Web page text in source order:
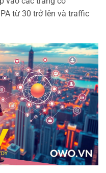
từ 30 trở lên và traffic